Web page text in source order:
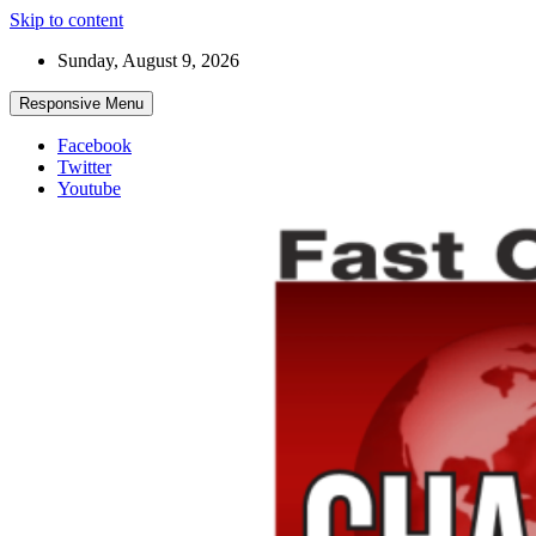
Skip to content
Sunday, August 9, 2026
Responsive Menu
Facebook
Twitter
Youtube